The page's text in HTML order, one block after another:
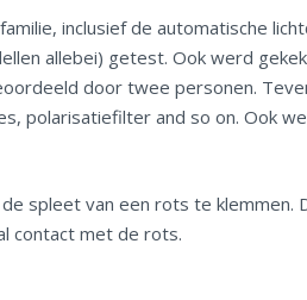
inclusief de automatische
allebei) getest. Ook werd
door twee personen.
polarisatiefilter and so on. Ook
spleet van een rots te
contact met de rots.